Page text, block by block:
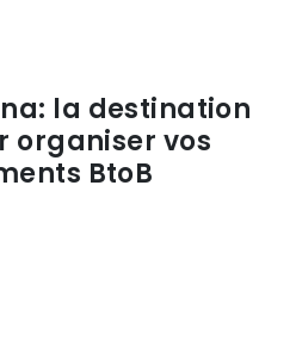
la destination
organiser vos
BtoB